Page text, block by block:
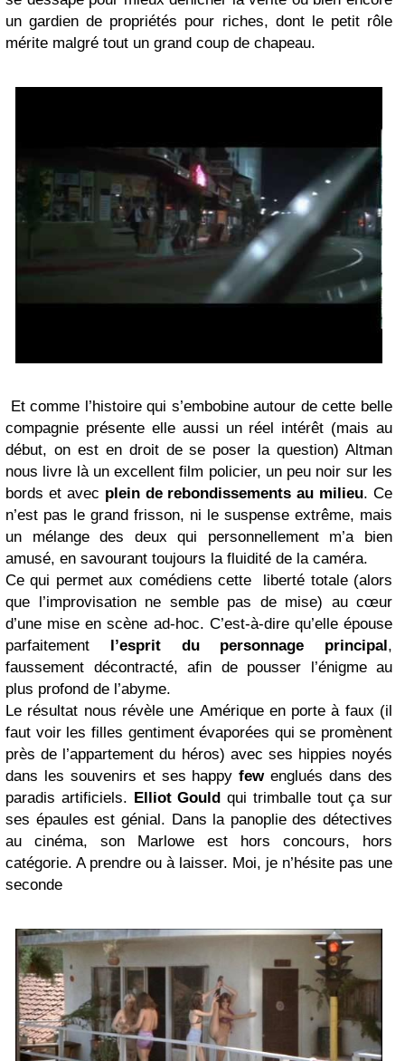
un gardien de propriétés pour riches, dont le petit rôle
mérite malgré tout un grand coup de chapeau.
Et comme l’histoire qui s’embobine autour de cette belle
compagnie présente elle aussi un réel intérêt (mais au
début, on est en droit de se poser la question) Altman
nous livre là un excellent film policier, un peu noir sur les
bords et avec plein de rebondissements au milieu. Ce
n’est pas le grand frisson, ni le suspense extrême, mais
un mélange des deux qui personnellement m’a bien
amusé, en savourant toujours la fluidité de la caméra.
Ce qui permet aux comédiens cette liberté totale (alors
que l’improvisation ne semble pas de mise) au cœur
d’une mise en scène ad-hoc. C’est-à-dire qu’elle épouse
parfaitement l’esprit du personnage principal,
faussement décontracté, afin de pousser l’énigme au
plus profond de l’abyme.
Le résultat nous révèle une Amérique en porte à faux (il
faut voir les filles gentiment évaporées qui se promènent
près de l’appartement du héros) avec ses hippies noyés
dans les souvenirs et ses happyfewenglués dans des
paradis artificiels. Elliot Gould qui trimballe tout ça sur
ses épaules est génial. Dans la panoplie des détectives
au cinéma, son Marlowe est hors concours, hors
catégorie. A prendre ou à laisser. Moi, je n’hésite pas une
seconde